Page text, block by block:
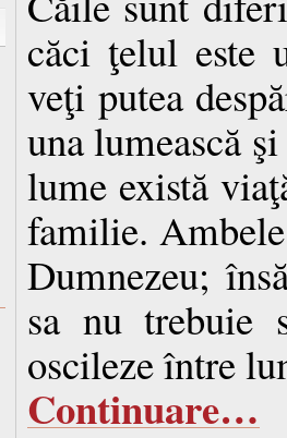
căci ţelul este
veţi putea
una lumească
lume există
familie.
Dumnezeu;
sa nu trebuie
oscileze între
Continuare…